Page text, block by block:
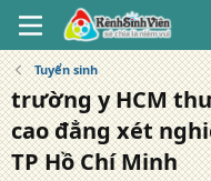
Tuyển sinh
trường y HCM
cao đẳng xét
TP Hồ Chí Minh